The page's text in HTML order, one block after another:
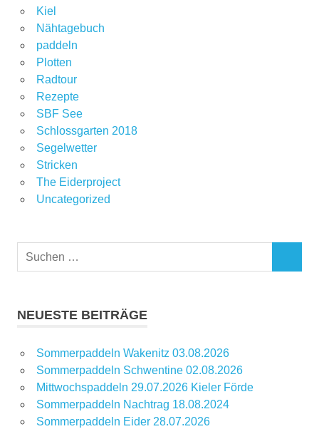
Kiel
Nähtagebuch
paddeln
Plotten
Radtour
Rezepte
SBF See
Schlossgarten 2018
Segelwetter
Stricken
The Eiderproject
Uncategorized
Suchen
NEUESTE BEITRÄGE
Sommerpaddeln Wakenitz 03.08.2026
Sommerpaddeln Schwentine 02.08.2026
Mittwochspaddeln 29.07.2026 Kieler Förde
Sommerpaddeln Nachtrag 18.08.2024
Sommerpaddeln Eider 28.07.2026